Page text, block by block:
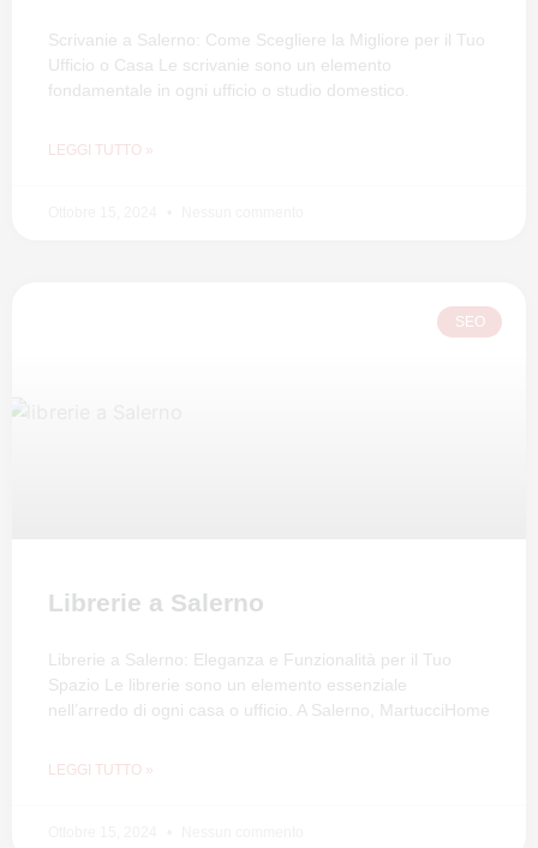
Scrivanie a Salerno: Come Scegliere la Migliore per il Tuo
Ufficio o Casa Le scrivanie sono un elemento
fondamentale in ogni ufficio o studio domestico.
LEGGI TUTTO »
SEO
Librerie a Salerno
Librerie a Salerno: Eleganza e Funzionalità per il Tuo
Spazio Le librerie sono un elemento essenziale
nell’arredo di ogni casa o ufficio. A Salerno, MartucciHome
LEGGI TUTTO »